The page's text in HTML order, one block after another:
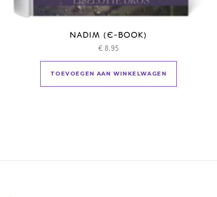
NADIM (E-BOOK)
€ 8,95
TOEVOEGEN AAN WINKELWAGEN